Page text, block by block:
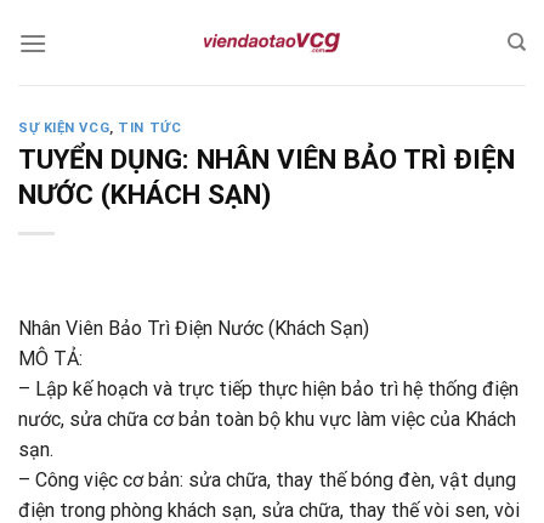
SỰ KIỆN VCG, TIN TỨC
TUYỂN DỤNG: NHÂN VIÊN BẢO TRÌ ĐIỆN
NƯỚC (KHÁCH SẠN)
Nhân Viên Bảo Trì Điện Nước (Khách Sạn)
MÔ TẢ:
– Lập kế hoạch và trực tiếp thực hiện bảo trì hệ thống điện
nước, sửa chữa cơ bản toàn bộ khu vực làm việc của Khách
sạn.
– Công việc cơ bản: sửa chữa, thay thế bóng đèn, vật dụng
điện trong phòng khách sạn, sửa chữa, thay thế vòi sen, vòi